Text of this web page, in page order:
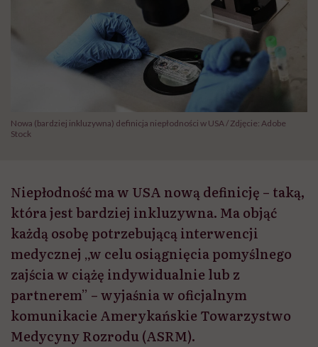
Nowa (bardziej inkluzywna) definicja niepłodności w USA / Zdjęcie: Adobe
Stock
Niepłodność ma w USA nową definicję – taką,
która jest bardziej inkluzywna. Ma objąć
każdą osobę potrzebującą interwencji
medycznej „w celu osiągnięcia pomyślnego
zajścia w ciążę indywidualnie lub z
partnerem” – wyjaśnia w oficjalnym
komunikacie Amerykańskie Towarzystwo
Medycyny Rozrodu (ASRM).